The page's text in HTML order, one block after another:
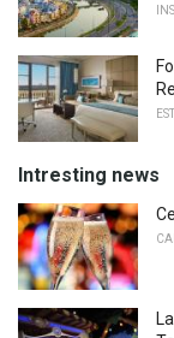
Intresting news